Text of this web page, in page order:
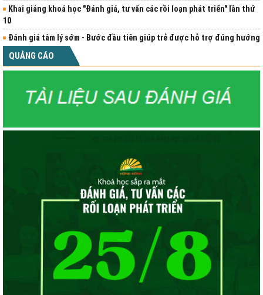
Khai giảng khoá học "Đánh giá, tư vấn các rồi loạn phát triển" lần thứ
10
Đánh giá tâm lý sớm - Bước đầu tiên giúp trẻ được hỗ trợ đúng hướng
QUẢNG CÁO